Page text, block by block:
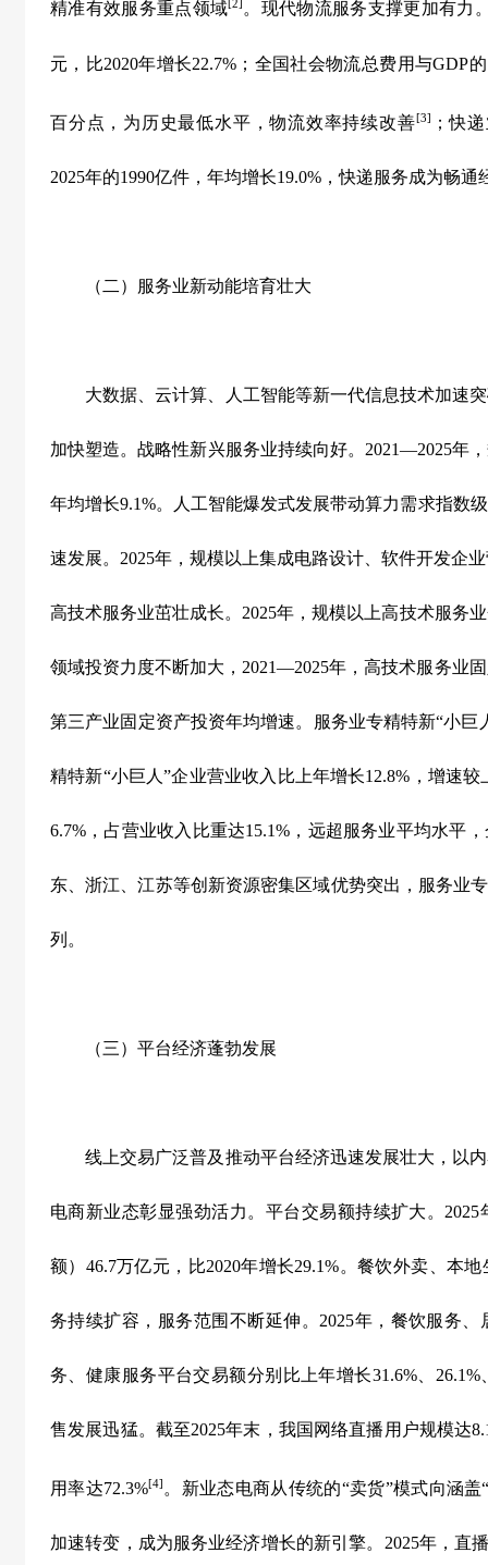
精准有效服务重点领域 [2] 。现代物流服务支撑更加有力
元，比2020年增长22.7% ；全国社会物流总费用与GDP
百分点，为历史最低水平，物流效率持续改善[3] ；快
2025年的1990亿件，年均增长19.0% ，快递服务成为畅通
（二）服务业新动能培育壮大
大数据、云计算、人工智能等新一代信息技术加速突
加快塑造。战略性新兴服务业持续向好。 2021—2025年
年均增长9.1%。人工智能爆发式发展带动算力需求指数
速发展。 2025年，规模以上集成电路设计、软件开发企
高技术服务业茁壮成长。 2025年，规模以上高技术服务
领域投资力度不断加大， 2021—2025年，高技术服务业
第三产业固定资产投资年均增速。服务业专精特新“小巨
精特新“小巨人”企业营业收入比上年增长12.8% ，增速
6.7% ，占营业收入比重达15.1% ，远超服务业平均水平
东、浙江、江苏等创新资源密集区域优势突出，服务业
列。
（三）平台经济蓬勃发展
线上交易广泛普及推动平台经济迅速发展壮大，以内
电商新业态彰显强劲活力。平台交易额持续扩大。 2025
额） 46.7万亿元，比2020年增长29.1%。餐饮外卖、本
务持续扩容，服务范围不断延伸。 2025年，餐饮服务、
务、健康服务平台交易额分别比上年增长31.6%、 26.1%
售发展迅猛。截至2025年末，我国网络直播用户规模达
用率达72.3%[4] 。新业态电商从传统的“卖货”模式向涵盖
加速转变，成为服务业经济增长的新引擎。 2025年，直